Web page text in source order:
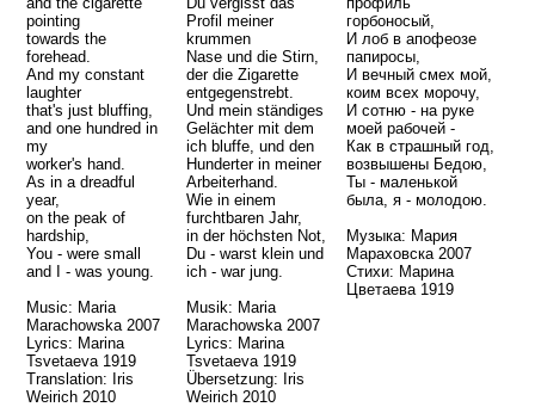
pointing
towards the
forehead.
And my constant
laughter
that's just bluffing,
and one hundred in
my
worker's hand.
As in a dreadful
year,
on the peak of
hardship,
You - were small
and I - was young.
Music: Maria
Marachowska 2007
Lyrics: Marina
Tsvetaeva 1919
Translation: Iris
Weirich 2010
Profil meiner
krummen
Nase und die Stirn,
der die Zigarette
entgegenstrebt.
Und mein ständiges
Gelächter mit dem
ich bluffe, und den
Hunderter in meiner
Arbeiterhand.
Wie in einem
furchtbaren Jahr,
in der höchsten Not,
Du - warst klein und
ich - war jung.
Musik: Maria
Marachowska 2007
Lyrics: Marina
Tsvetaeva 1919
Übersetzung: Iris
Weirich 2010
горбоносый,
И лоб в апофеозе
папиросы,
И вечный смех мой,
коим всех морочу,
И сотню - на руке
моей рабочей -
Как в страшный год,
возвышены Бедою,
Ты - маленькой
была, я - молодою.
Музыка: Мария
Мараховска 2007
Стихи: Марина
Цветаева 1919